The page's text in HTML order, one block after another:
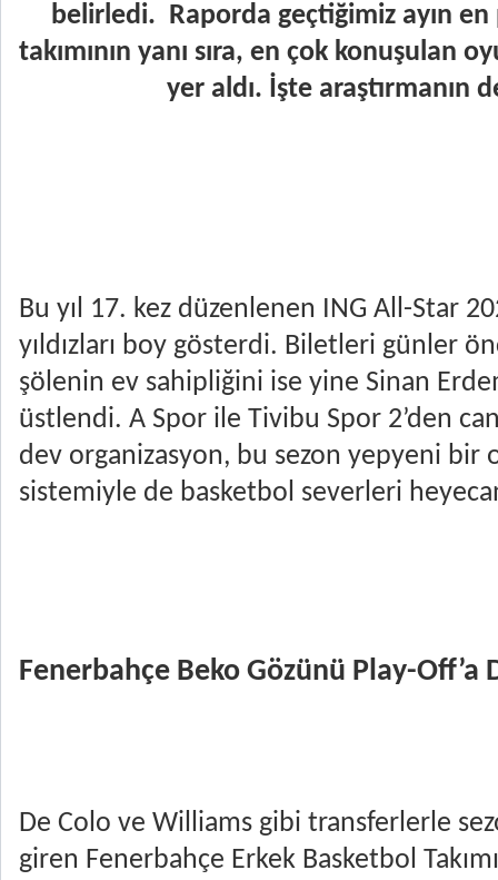
belirledi.  Raporda geçtiğimiz ayın
takımının yanı sıra, en çok konuşulan
yer aldı. İşte araştırmanın
Bu yıl 17. kez düzenlenen ING All-Star
yıldızları boy gösterdi. Biletleri günler
şölenin ev sahipliğini ise yine Sinan
üstlendi. A Spor ile Tivibu Spor 2’den
dev organizasyon, bu sezon yepyeni bir
sistemiyle de basketbol severleri
Fenerbahçe Beko Gözünü Play-Off’a
De Colo ve Williams gibi transferlerle
giren Fenerbahçe Erkek Basketbol